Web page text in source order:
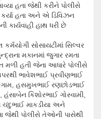
હતા જેથી કરીને પોલીસે
હતા અને એ ડિવિઝન
હાથ ધરી છે
સોસાયટીમાં સિલ્વર
મકાનમાં જુગાર રમતા
મળી હતી જેના આધારે પોલીસે
ભાવેશભાઈ પ્રવીણભાઈ
હસમુખભાઈ રણછોડભાઈ
કિશોરભાઈ ગોસ્વામી,
માકડીયા અને
જેથી પોલીસે તેઓની પાસેથી